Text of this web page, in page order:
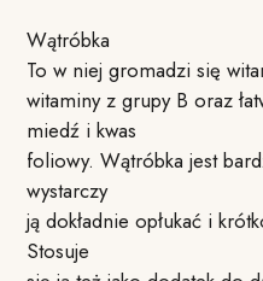
Wątróbka
To w niej gromadzi się
witaminy z grupy B oraz
miedź i kwas
foliowy. Wątróbka jest
wystarczy
ją dokładnie opłukać i
Stosuje